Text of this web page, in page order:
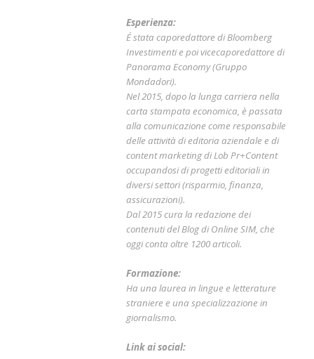
Esperienza:
É stata caporedattore di Bloomberg
Investimenti e poi vicecaporedattore di
Panorama Economy (Gruppo
Mondadori).
Nel 2015, dopo la lunga carriera nella
carta stampata economica, è passata
alla comunicazione come responsabile
delle attività di editoria aziendale e di
content marketing di Lob Pr+Content
occupandosi di progetti editoriali in
diversi settori (risparmio, finanza,
assicurazioni).
Dal 2015 cura la redazione dei
contenuti del Blog di Online SIM, che
oggi conta oltre 1200 articoli.
Formazione:
Ha una laurea in lingue e letterature
straniere e una specializzazione in
giornalismo.
Link ai social: